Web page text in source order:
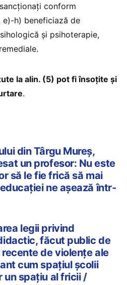
conform
h) beneficiază de
și psihoterapie,
la alin. (5) pot fi însoțite și
.
din Târgu Mureş,
un profesor: Nu este
să le fie frică să mai
ne aşează într-
legii privind
făcut public de
de violențe ale
cum spaţiul şcolii
un spaţiu al fricii /